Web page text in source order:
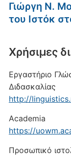
Γιώργη Ν.
του Ιστόκ
Xρήσιμες
Εργαστήριο
Διδασκαλίας
http://
Academia
https://
Προσωπικό